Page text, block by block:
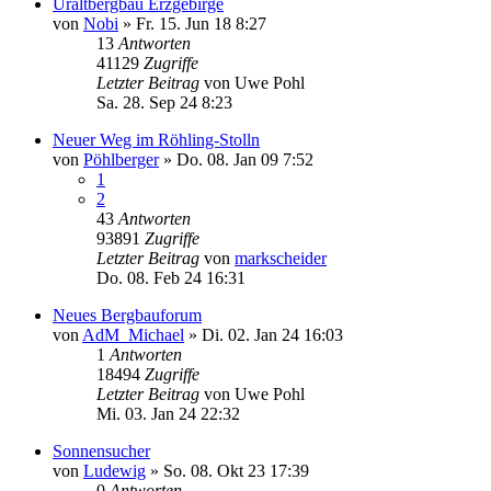
Uraltbergbau Erzgebirge
von Nobi » Fr. 15. Jun 18 8:27
13 Antworten
41129 Zugriffe
Letzter Beitrag von Uwe Pohl
Sa. 28. Sep 24 8:23
Neuer Weg im Röhling-Stolln
von Pöhlberger» Do. 08. Jan 09 7:52
1
2
43 Antworten
93891 Zugriffe
Letzter Beitrag von markscheider
Do. 08. Feb 24 16:31
Neues Bergbauforum
von AdM_Michael » Di. 02. Jan 24 16:03
1 Antworten
18494 Zugriffe
Letzter Beitrag von Uwe Pohl
Mi. 03. Jan 24 22:32
Sonnensucher
von Ludewig » So. 08. Okt 23 17:39